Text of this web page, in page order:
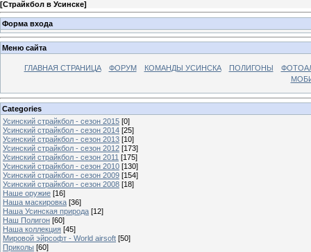
[Страйкбол в Усинске]
Форма входа
Меню сайта
ГЛАВНАЯ СТРАНИЦА ФОРУМ КОМАНДЫ УСИНСКА ПОЛИГОНЫ
Categories
Усинский страйкбол - сезон 2015 [0]
Усинский страйкбол - сезон 2014 [25]
Усинский страйкбол - сезон 2013 [10]
Усинский страйкбол - сезон 2012 [173]
Усинский страйкбол - сезон 2011 [175]
Усинский страйкбол - сезон 2010 [130]
Усинский страйкбол - сезон 2009 [154]
Усинский страйкбол - сезон 2008 [18]
Наше оружие [16]
Наша маскировка [36]
Наша Усинская природа [12]
Наш Полигон [60]
Наша коллекция [45]
Мировой эйрсофт - World airsoft [50]
Приколы [60]